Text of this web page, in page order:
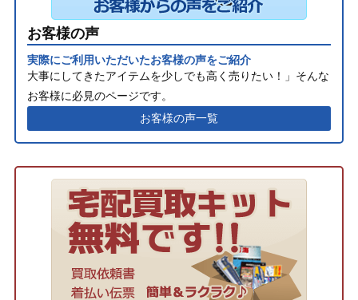
お客様の声
実際にご利用いただいたお客様の声をご紹介
大事にしてきたアイテムを少しでも高く売りたい！」そんな
お客様に必見のページです。
お客様の声一覧